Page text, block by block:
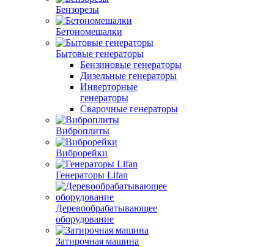
Бензорезы
Бетономешалки
Бытовые генераторы
Бензиновые генераторы
Дизельные генераторы
Инверторные
генераторы
Сварочные генераторы
Виброплиты
Виброрейки
Генераторы Lifan
Деревообрабатывающее
оборудование
Затирочная машина